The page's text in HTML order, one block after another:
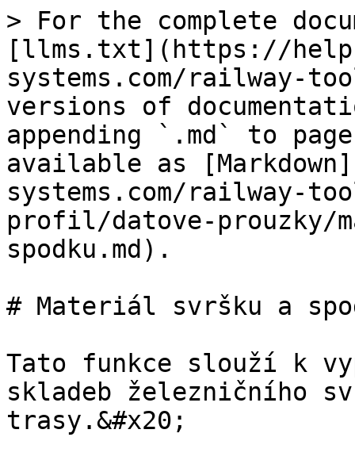
> For the complete
[llms.txt](https://
systems.com/railway-
versions of
appending `.md` to
available as
systems.com/railway-
profil/datove-prouzky/
spodku.md).
# Materiál svršku a
Tato funkce slouží k
skladeb železničního
trasy.&#x20;